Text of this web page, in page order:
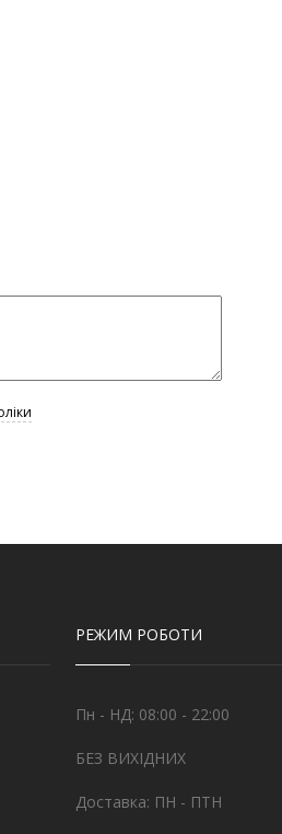
РЕЖИМ РОБОТИ
Пн - НД: 08:00 - 22:00
БЕЗ ВИХІДНИХ
Доставка: ПН - ПТН